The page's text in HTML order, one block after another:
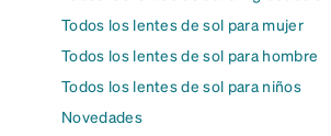
Todos los lentes de sol para mujer
Todos los lentes de sol para hombre
Todos los lentes de sol para niños
Novedades